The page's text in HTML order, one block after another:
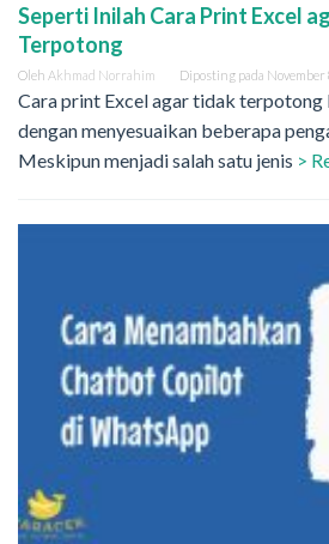
Seperti Inilah Cara Print Excel
Terpotong
Oleh Akhmad Norrahim Diposting pada November
Cara print Excel agar tidak terpotong
dengan menyesuaikan beberapa
Meskipun menjadi salah satu jenis >